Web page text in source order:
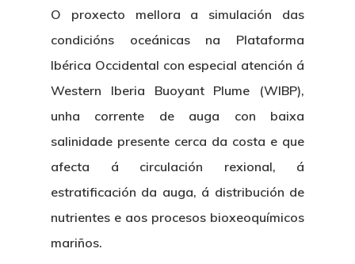
O proxecto mellora a simulación das
condicións oceánicas na Plataforma
Ibérica Occidental con especial atención á
Western Iberia Buoyant Plume (WIBP),
unha corrente de auga con baixa
salinidade presente cerca da costa e que
afecta á circulación rexional, á
estratificación da auga, á distribución de
nutrientes e aos procesos bioxeoquímicos
mariños.